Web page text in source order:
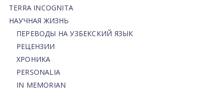
TERRA INCOGNITA
НАУЧНАЯ ЖИЗНЬ
ПЕРЕВОДЫ НА УЗБЕКСКИЙ ЯЗЫК
РЕЦЕНЗИИ
ХРОНИКА
PERSONALIA
IN MEMORIAN